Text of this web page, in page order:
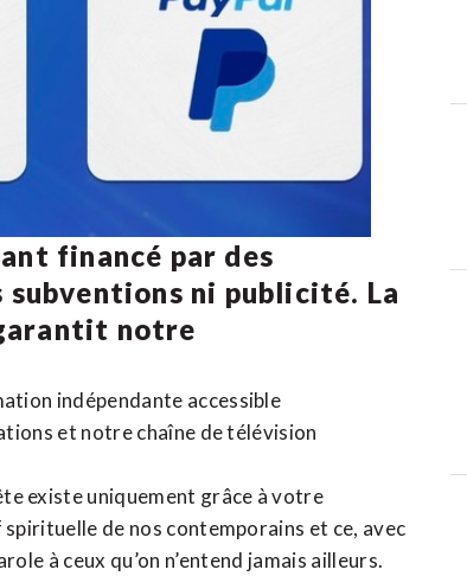
financé par des
subventions ni publicité. La
notre
indépendante accessible
et notrechaîne de télévision
existe uniquement grâce à votre
de nos contemporains et ce, avec
à ceux qu’on n’entend jamais ailleurs.